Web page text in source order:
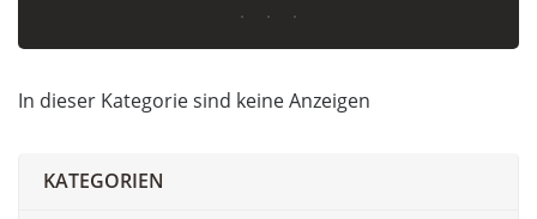
In dieser Kategorie sind keine Anzeigen
KATEGORIEN